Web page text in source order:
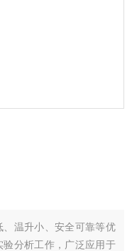
温升小、安全可靠等优
分析工作，广泛应用于